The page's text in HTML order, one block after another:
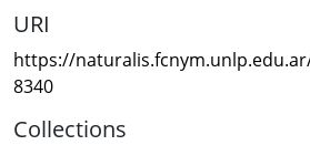
URI
https://
8340
Collections